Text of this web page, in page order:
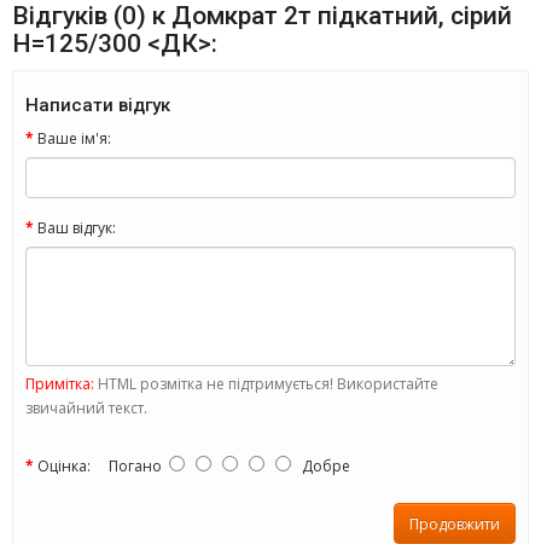
Відгуків (0) к Домкрат 2т підкатний, сірий
H=125/300 <ДК>:
Написати відгук
Ваше ім'я:
Ваш відгук:
Примітка: HTML розмітка не підтримується! Використайте
звичайний текст.
Оцінка: Погано Добре
Продовжити